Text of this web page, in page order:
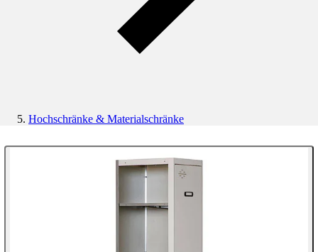
Hochschränke & Materialschränke